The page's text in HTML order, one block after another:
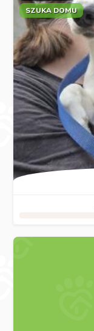
SZUKA DOMU